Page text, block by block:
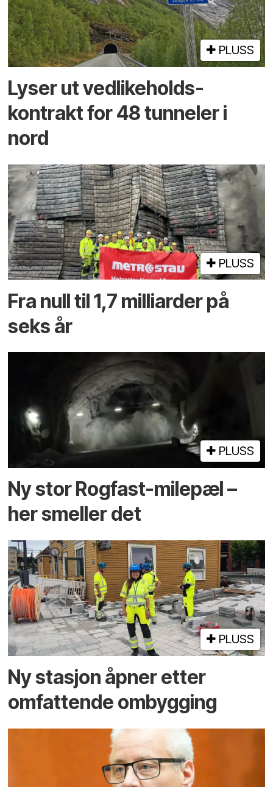
PLUSS
Lyser ut vedlikeholds­
kontrakt for 48 tunneler i
nord
PLUSS
Fra null til 1,7 milliarder på
seks år
PLUSS
Ny stor Rogfast-milepæl –
her smeller det
PLUSS
Ny stasjon åpner etter
omfattende ombygging